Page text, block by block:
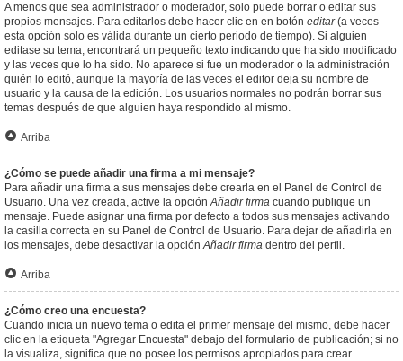
A menos que sea administrador o moderador, solo puede borrar o editar sus
propios mensajes. Para editarlos debe hacer clic en en botón editar(a veces
esta opción solo es válida durante un cierto periodo de tiempo). Si alguien
editase su tema, encontrará un pequeño texto indicando que ha sido modificado
y las veces que lo ha sido. No aparece si fue un moderador o la administración
quién lo editó, aunque la mayoría de las veces el editor deja su nombre de
usuario y la causa de la edición. Los usuarios normales no podrán borrar sus
temas después de que alguien haya respondido al mismo.
Arriba
¿Cómo se puede añadir una firma a mi mensaje?
Para añadir una firma a sus mensajes debe crearla en el Panel de Control de
Usuario. Una vez creada, active la opciónAñadir firma cuando publique un
mensaje. Puede asignar una firma por defecto a todos sus mensajes activando
la casilla correcta en su Panel de Control de Usuario. Para dejar de añadirla en
los mensajes, debe desactivar la opciónAñadir firma dentro del perfil.
Arriba
¿Cómo creo una encuesta?
Cuando inicia un nuevo tema o edita el primer mensaje del mismo, debe hacer
clic en la etiqueta "Agregar Encuesta" debajo del formulario de publicación; si no
la visualiza, significa que no posee los permisos apropiados para crear